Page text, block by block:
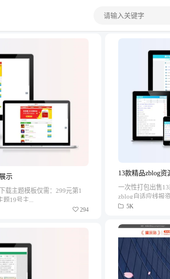
示
载主题模板仅需：299元第1
19号主...
294
13款精品zblog
一次性打包出售
zblog自适应线报
5K